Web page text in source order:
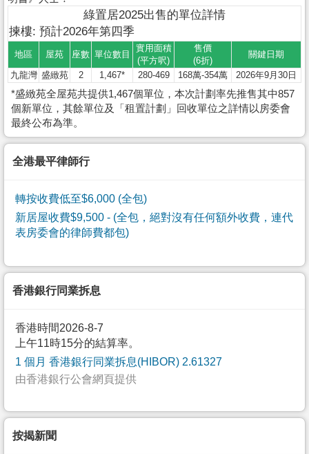
綠置居2025出售的單位詳情
揀樓: 預計2026年第四季
地區 屋苑 座數 單位數目
實用面積
(平方呎)
售價
(6折)
關鍵日期
九龍灣 盛緻苑 2 1,467* 280-469 168萬-354萬 2026年9月30日
*盛緻苑全屋苑共提供1,467個單位，本次計劃率先推售其中857
個新單位，其餘單位及「租置計劃」回收單位之詳情以房委會
最終公布為準。
全港最平律師行
轉按收費低至$6,000 (全包)
新居屋收費$9,500 - (全包，絕對沒有任何額外收費，連代
表房委會的律師費都包)
香港銀行同業拆息
香港時間2026-8-7
上午11時15分的結算率。
1 個月 香港銀行同業拆息(HIBOR) 2.61327
由香港銀行公會網頁提供
按揭新聞